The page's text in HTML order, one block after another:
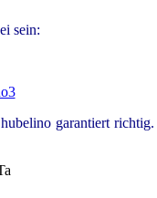
sein:
garantiert